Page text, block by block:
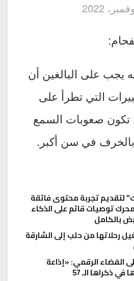
يجب على البالغين أن
التي تطرأ على
صعوبات السمع
بالخرف في سن أكبر.
تجربة محتوى فائقة
توصيات قائم على الذكاء
بالكامل
رحلاتها من حلب إلى الشارقة
الفضاء الرقمي: «إذاعة
ذكراها الـ 57